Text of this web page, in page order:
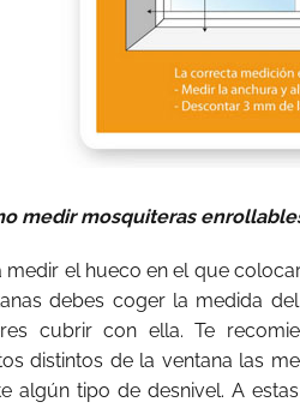
medir mosquiteras
medir el hueco en el que
debes coger la medida
cubrir con ella. Te
distintos de la ventana las
algún tipo de desnivel. A